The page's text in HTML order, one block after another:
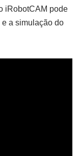
iRobotCAM pode
a simulação do